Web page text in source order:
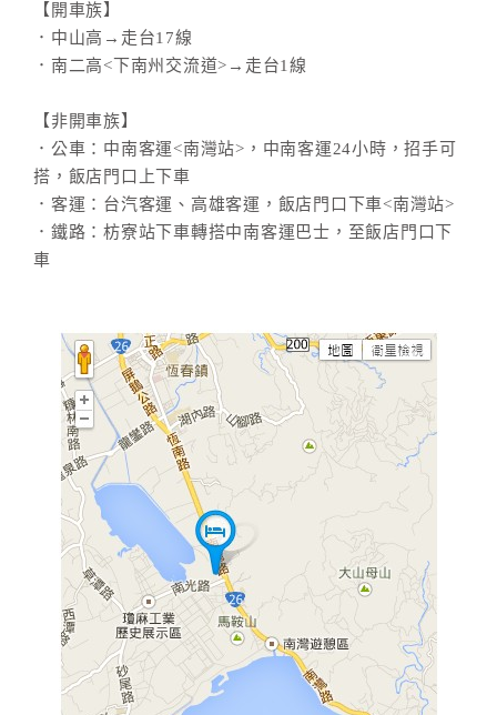
【開車族】
．中山高→走台17線
．南二高<下南州交流道>→走台1線
【非開車族】
．公車：中南客運<南灣站>，中南客運24小時，招手可
搭，飯店門口上下車
．客運：台汽客運、高雄客運，飯店門口下車<南灣站>
．鐵路：枋寮站下車轉搭中南客運巴士，至飯店門口下
車